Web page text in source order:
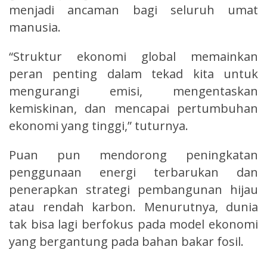
menjadi ancaman bagi seluruh umat
manusia.
“Struktur ekonomi global memainkan
peran penting dalam tekad kita untuk
mengurangi emisi, mengentaskan
kemiskinan, dan mencapai pertumbuhan
ekonomi yang tinggi,” tuturnya.
Puan pun mendorong peningkatan
penggunaan energi terbarukan dan
penerapkan strategi pembangunan hijau
atau rendah karbon. Menurutnya, dunia
tak bisa lagi berfokus pada model ekonomi
yang bergantung pada bahan bakar fosil.